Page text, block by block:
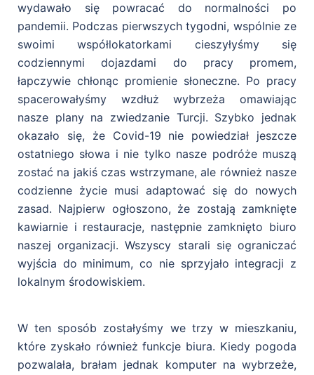
wydawało się powracać do normalności po
pandemii. Podczas pierwszych tygodni, wspólnie ze
swoimi współlokatorkami cieszyłyśmy się
codziennymi dojazdami do pracy promem,
łapczywie chłonąc promienie słoneczne. Po pracy
spacerowałyśmy wzdłuż wybrzeża omawiając
nasze plany na zwiedzanie Turcji. Szybko jednak
okazało się, że Covid-19 nie powiedział jeszcze
ostatniego słowa i nie tylko nasze podróże muszą
zostać na jakiś czas wstrzymane, ale również nasze
codzienne życie musi adaptować się do nowych
zasad. Najpierw ogłoszono, że zostają zamknięte
kawiarnie i restauracje, następnie zamknięto biuro
naszej organizacji. Wszyscy starali się ograniczać
wyjścia do minimum, co nie sprzyjało integracji z
lokalnym środowiskiem.
W ten sposób zostałyśmy we trzy w mieszkaniu,
które zyskało również funkcje biura. Kiedy pogoda
pozwalała, brałam jednak komputer na wybrzeże,